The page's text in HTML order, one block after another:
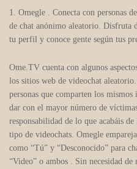
1. Omegle . Conecta con personas
de chat anónimo aleatorio. Disfruta
tu perfil y conoce gente según tus
Ome.TV cuenta con algunos
los sitios web de videochat
personas que comparten los mismos
dar con el mayor número de
responsabilidad de lo que acabáis
tipo de videochats. Omegle
como “Tú” y “Desconocido” para
“Video” o ambos . Sin necesidad